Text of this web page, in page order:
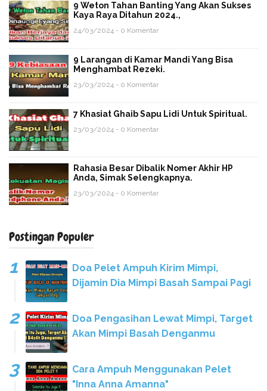
9 Weton Tahan Banting Yang Akan Sukses
Kaya Raya Ditahun 2024.,
24/03/2024 - 0 Komentar
9 Larangan di Kamar Mandi Yang Bisa
Menghambat Rezeki.
23/03/2024 - 0 Komentar
7 Khasiat Ghaib Sapu Lidi Untuk Spiritual.
23/03/2024 - 0 Komentar
Rahasia Besar Dibalik Nomer Akhir HP
Anda, Simak Selengkapnya.
23/03/2024 - 0 Komentar
Postingan Populer
Doa Pelet Ampuh Kirim Mimpi,
Dijamin Dia Mimpi Basah Sampai Pagi
Doa Pengasihan Lewat Mimpi, Target
Akan Mimpi Basah Denganmu
Cara Ampuh Menggunakan Pelet
"Inna Anna Amanna"